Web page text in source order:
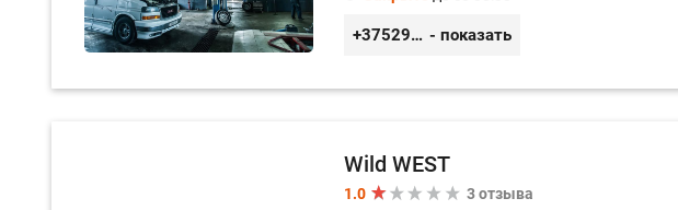
+375299579797 - показать
Wild WEST
1.0
3 отзыва